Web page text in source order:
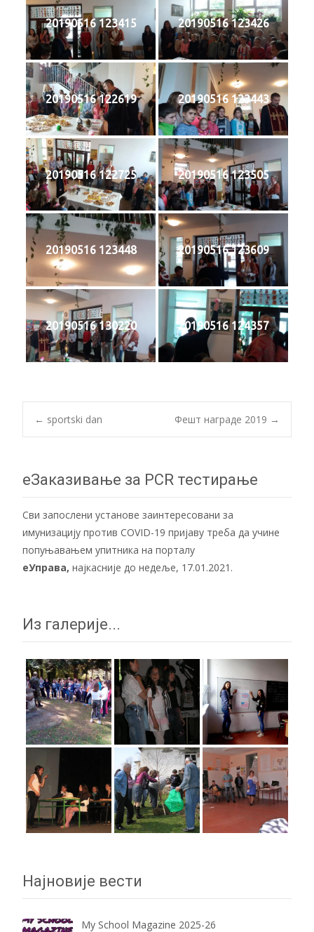
20190516 123415 20190516 123426
20190516 122619 20190516 123443
20190516 122725 20190516 123505
20190516 123448 20190516 123609
20190516 130220 20190516 124357
Post
navigation
← sportski dan Фешт награде 2019 →
еЗаказивање за PCR тестирање
Сви запослени установе заинтересовани за
имунизацију против COVID-19 пријаву треба да учине
попуњавањем упитника на порталу
еУправа, најкасније до недеље, 17.01.2021.
Из галерије...
Најновије вести
My School Magazine 2025-26